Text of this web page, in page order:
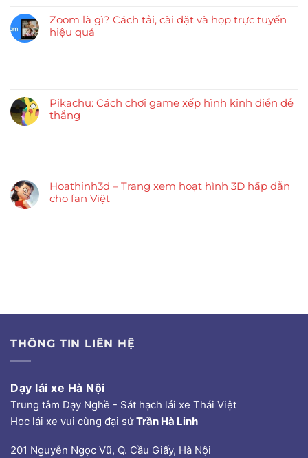
Zoom là gì? Cách tải, cài đặt và họp trực tuyến
hiệu quả
Pikachu: Cách chơi game xếp hình kinh điển dễ
thắng
Hoathinh3d – Trang xem hoạt hình 3D hấp dẫn
cho fan Việt
THÔNG TIN LIÊN HỆ
Dạy lái xe Hà Nội
Trung tâm Dạy Nghề - Sát hạch lái xe Thái Việt
Học lái xe vui cùng đại sứTrần Hà Linh
201 Nguyễn Ngọc Vũ, Q. Cầu Giấy, Hà Nội